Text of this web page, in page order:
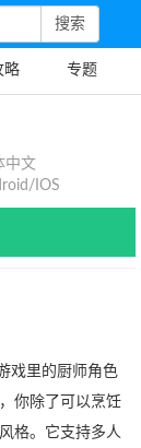
搜索
略 专题
中文
IOS
戏里的厨师角色
你除了可以烹饪
格。它支持多人